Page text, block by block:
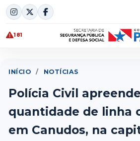
Skip
to
content
181
INÍCIO / NOTÍCIAS
Polícia Civil
quantidade de linha
em Canudos, na